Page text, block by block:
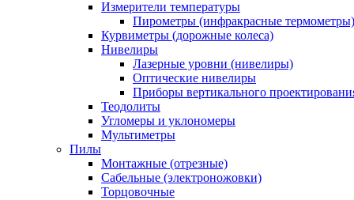
Измерители температуры
Пирометры (инфракрасные термометры)
Курвиметры (дорожные колеса)
Нивелиры
Лазерные уровни (нивелиры)
Оптические нивелиры
Приборы вертикального
Теодолиты
Угломеры и уклономеры
Мультиметры
Пилы
Монтажные (отрезные)
Сабельные (электроножовки)
Торцовочные